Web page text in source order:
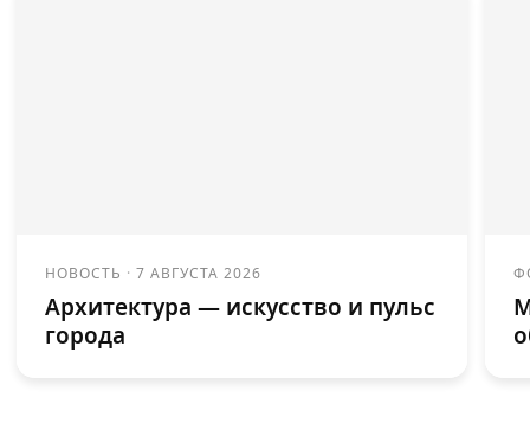
НОВОСТЬ ·7 АВГУСТА 2026
Архитектура — искусство и пульс
города